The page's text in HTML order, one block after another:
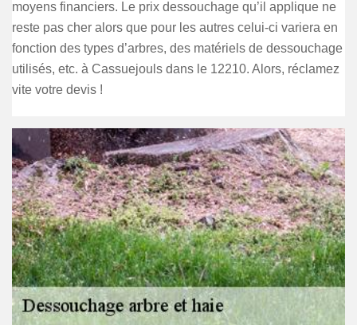
moyens financiers. Le prix dessouchage qu’il applique ne
reste pas cher alors que pour les autres celui-ci variera en
fonction des types d’arbres, des matériels de dessouchage
utilisés, etc. à Cassuejouls dans le 12210. Alors, réclamez
vite votre devis !